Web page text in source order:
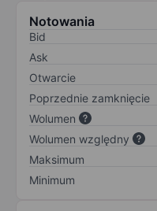
Notowania
Bid
Ask
Otwarcie
Poprzednie zamknięcie
Wolumen
Wolumen względny
Maksimum
Minimum